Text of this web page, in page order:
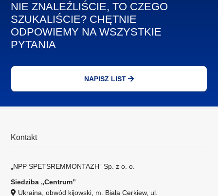
NIE ZNALEŹLIŚCIE, TO CZEGO
SZUKALIŚCIE? CHĘTNIE
ODPOWIEMY NA WSZYSTKIE
PYTANIA
NAPISZ LIST
Kontakt
„NPP SPETSREMMONTAZH” Sp. z o. o.
Siedziba „Centrum”
Ukraina, obwód kijowski, m. Biała Cerkiew, ul.